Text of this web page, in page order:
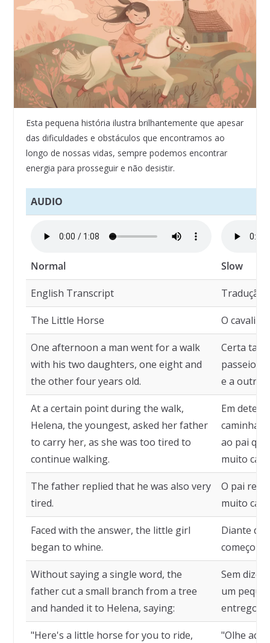
Esta pequena história ilustra brilhantemente que apesar
das dificuldades e obstáculos que encontramos ao
longo de nossas vidas, sempre podemos encontrar
energia para prosseguir e não desistir.
AUDIO
Normal Slow
English Transcript Tradução
The Little Horse O
One afternoon a man went for a walk
with his two daughters, one eight and
the other four years old.
Certa
passeio
e a outra
At a certain point during the walk,
Helena, the youngest, asked her father
to carry her, as she was too tired to
continue walking.
Em
ao pai
muito
The father replied that he was also very
tired.
O pai
muito
Faced with the answer, the little girl
began to whine.
Diante da
começou
Without saying a single word, the
father cut a small branch from a tree
and handed it to Helena, saying:
Sem dizer
um
entregou
"Here's a little horse for you to ride,
"Olhe